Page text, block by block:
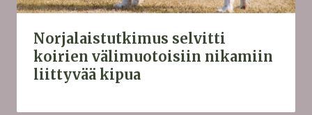
Norjalaistutkimus selvitti
koirien välimuotoisiin nikamiin
liittyvää kipua